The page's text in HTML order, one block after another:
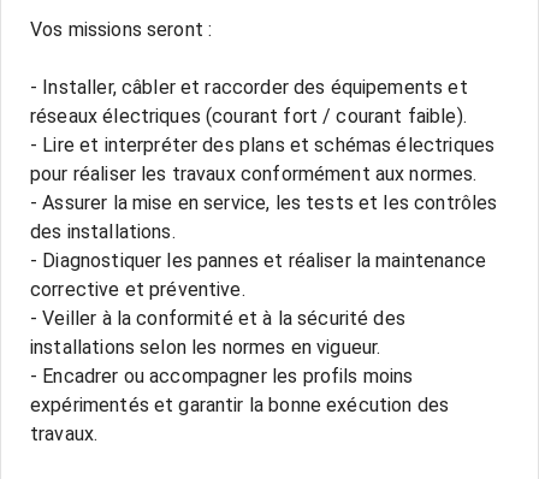
Vos missions seront :
- Installer, câbler et raccorder des équipements et
réseaux électriques (courant fort / courant faible).
- Lire et interpréter des plans et schémas électriques
pour réaliser les travaux conformément aux normes.
- Assurer la mise en service, les tests et les contrôles
des installations.
- Diagnostiquer les pannes et réaliser la maintenance
corrective et préventive.
- Veiller à la conformité et à la sécurité des
installations selon les normes en vigueur.
- Encadrer ou accompagner les profils moins
expérimentés et garantir la bonne exécution des
travaux.